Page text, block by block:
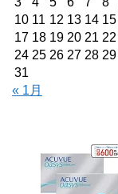
10 11 12 13 14 15
17 18 19 20 21 22
24 25 26 27 28 29
31
« 1月